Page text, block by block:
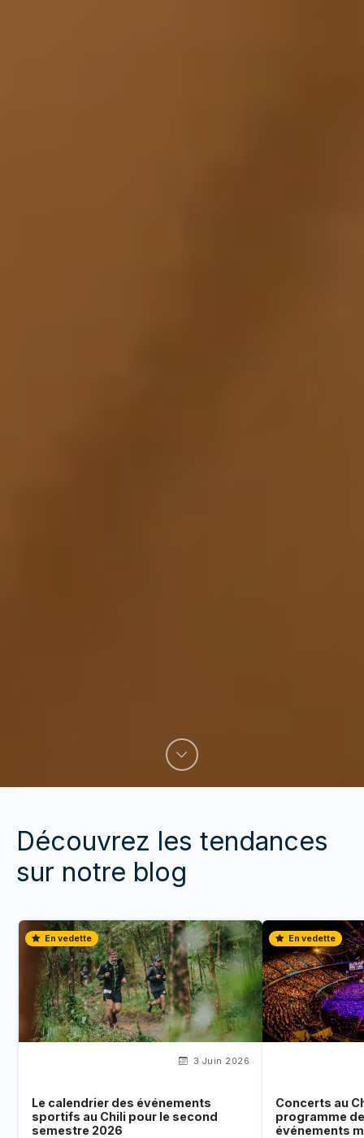
Découvrez les tendances
sur notre blog
En vedette
3 Juin 2026
Le calendrier des événements
sportifs au Chili pour le second
semestre 2026
En vedette
Concerts au
programme
événements